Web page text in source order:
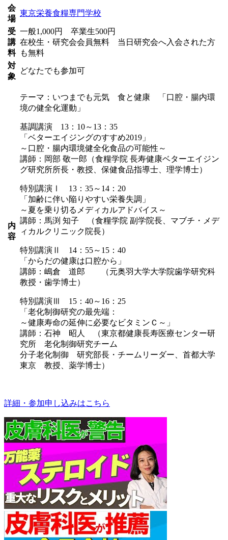
会
場
東京栄養食糧専門学校
受
講
料
一般1,000円 卒業生500円
在校生・研究会会員無料 当日研究会へ入会された方
も無料
対
象
どなたでも参加可
内
容
テーマ：いつまでも元気 食と健康 「口腔・腸内環
境の健全化運動」
基調講演 13：10～13：35
「ベターエイジングのすすめ2019」
～口腔・腸内環境健全化食品の可能性～
講師：岡部 敬一郎（食糧学院 長寿健康ベターエイジン
グ研究所所長・教授、保健食品指導士、理学博士）
特別講演Ⅰ 13：35～14：20
「加齢に伴い陥りやすい栄養失調」
～夏を乗り切るメディカルアドバイス～
講師：馬渕 知子 （食糧学院 副学院長、マブチ・メデ
ィカルクリニック院長）
特別講演Ⅱ 14：55～15：40
「からだの健康は口腔から」
講師：嶋倉 道郎 （元奥羽大学大学院歯学研究科
教授・歯学博士）
特別講演Ⅲ 15：40～16：25
「老化制御研究の最先端：
～健康寿命の延伸に必要なビタミンＣ～」
講師：石神 昭人 （東京都健康長寿医療センター研
究所 老化制御研究チーム
分子老化制御 研究部長・チームリーダー、首都大学
東京 教授、薬学博士）
詳細・参加申し込みはこちら